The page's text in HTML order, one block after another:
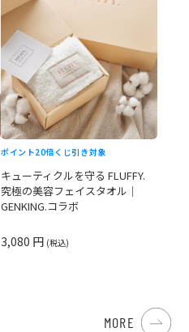
ポイント20倍 くじ引き対象
キューティクルを守る FLUFFY.
究極の美容フェイスタオル｜
GENKING.コラボ
3,080 円 (税込)
MORE